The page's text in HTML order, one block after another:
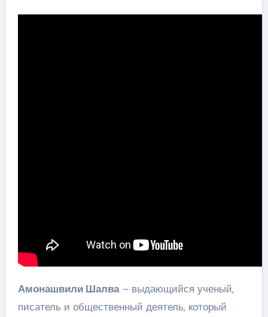
Амонашвили Шалва– выдающийся ученый,
писатель и общественный деятель, который